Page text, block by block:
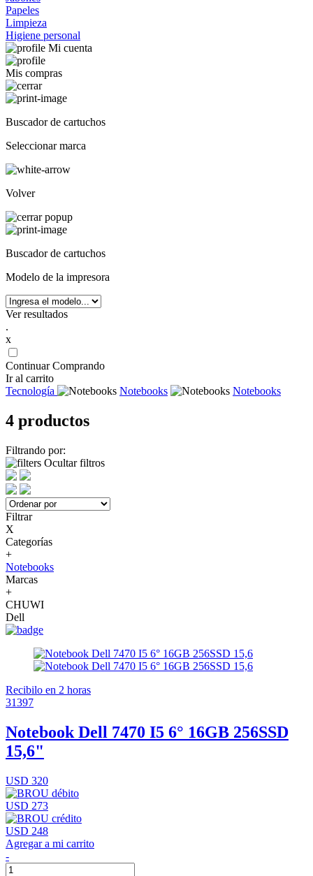
Papeles
Limpieza
Higiene personal
Mi cuenta
Mis compras
Buscador de cartuchos
Seleccionar marca
Volver
Buscador de cartuchos
Modelo de la impresora
Ver resultados
.
x
Continuar Comprando
Ir al carrito
Tecnología
Notebooks Notebooks
4 productos
Filtrando por:
Ocultar filtros
Filtrar
X
Categorías
+
Notebooks
Marcas
+
CHUWI
Dell
Recibilo en 2 horas
31397
Notebook Dell 7470 I5 6° 16GB 256SSD
15,6"
USD 320
USD 273
USD 248
Agregar a mi carrito
-